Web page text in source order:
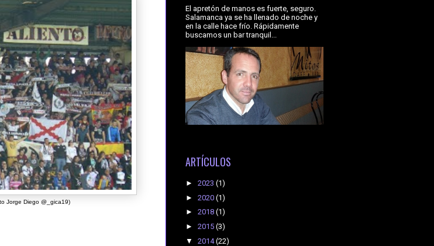
Jorge Diego @_gica19)
El apretón de manos es fuerte, seguro.
Salamanca ya se ha llenado de noche y
en la calle hace frío. Rápidamente
buscamos un bar tranquil...
ARTÍCULOS
► 2023 (1)
► 2020 (1)
► 2018 (1)
► 2015 (3)
▼ 2014(22)